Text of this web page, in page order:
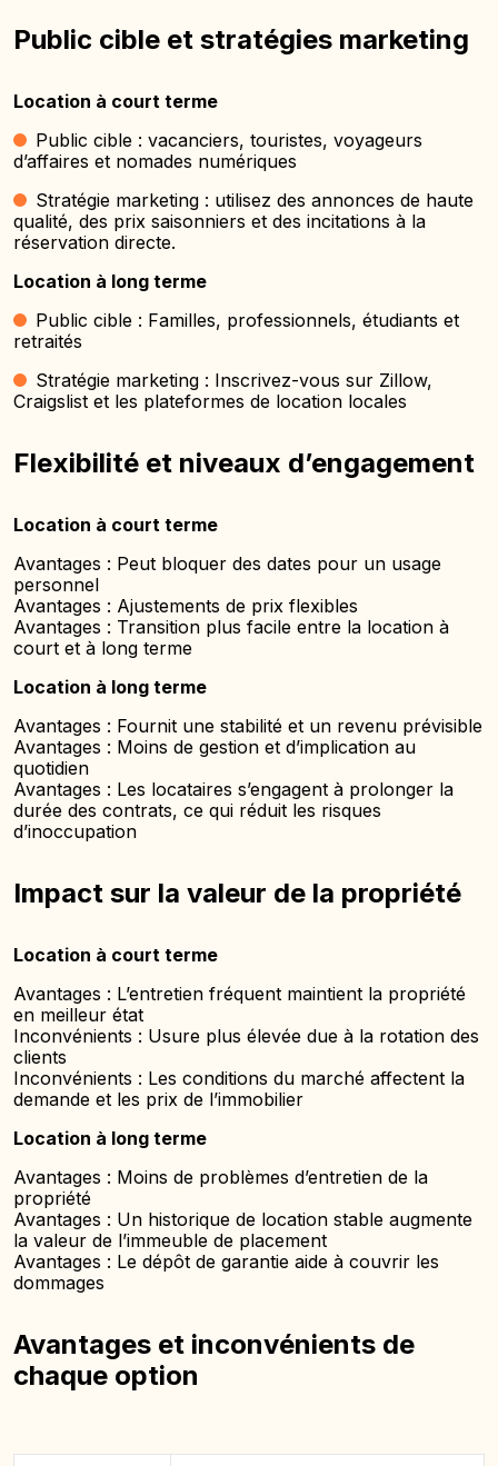
Public cible et stratégies marketing
Location à court terme
Public cible : vacanciers, touristes, voyageurs
d’affaires et nomades numériques
Stratégie marketing : utilisez des annonces de haute
qualité, des prix saisonniers et des incitations à la
réservation directe.
Location à long terme
Public cible : Familles, professionnels, étudiants et
retraités
Stratégie marketing : Inscrivez-vous sur Zillow,
Craigslist et les plateformes de location locales
Flexibilité et niveaux d’engagement
Location à court terme
Avantages : Peut bloquer des dates pour un usage
personnel
Avantages : Ajustements de prix flexibles
Avantages : Transition plus facile entre la location à
court et à long terme
Location à long terme
Avantages : Fournit une stabilité et un revenu prévisible
Avantages : Moins de gestion et d’implication au
quotidien
Avantages : Les locataires s’engagent à prolonger la
durée des contrats, ce qui réduit les risques
d’inoccupation
Impact sur la valeur de la propriété
Location à court terme
Avantages : L’entretien fréquent maintient la propriété
en meilleur état
Inconvénients : Usure plus élevée due à la rotation des
clients
Inconvénients : Les conditions du marché affectent la
demande et les prix de l’immobilier
Location à long terme
Avantages : Moins de problèmes d’entretien de la
propriété
Avantages : Un historique de location stable augmente
la valeur de l’immeuble de placement
Avantages : Le dépôt de garantie aide à couvrir les
dommages
Avantages et inconvénients de
chaque option